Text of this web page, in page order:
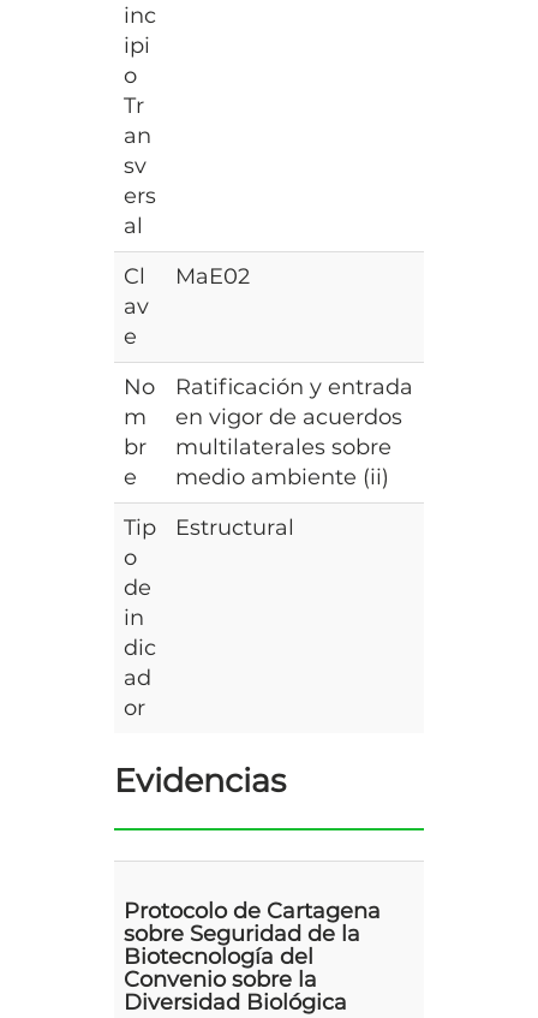
inc
ipi
o
Tr
an
sv
ers
al
Cl
av
e
MaE02
No
m
br
e
Ratificación y entrada
en vigor de acuerdos
multilaterales sobre
medio ambiente (ii)
Tip
o
de
in
dic
ad
or
Estructural
Evidencias
Protocolo de Cartagena
sobre Seguridad de la
Biotecnología del
Convenio sobre la
Diversidad Biológica